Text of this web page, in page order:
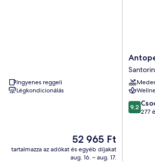
Ingyenes reggeli
Légkondicionálás
Az
ár
52 965 Ft
52 965 Ft
tartalmazza az adókat és egyéb díjakat
aug. 16. – aug. 17.
Luxury
Hotel
&
Spa
9.2
9,2
277